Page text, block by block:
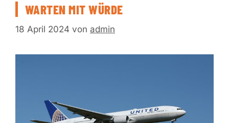
WARTEN MIT WÜRDE
18 April 2024 von admin